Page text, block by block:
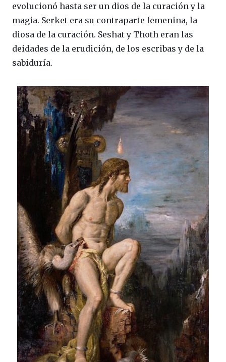
evolucionó hasta ser un dios de la curación y la
magia. Serket era su contraparte femenina, la
diosa de la curación. Seshat y Thoth eran las
deidades de la erudición, de los escribas y de la
sabiduría.